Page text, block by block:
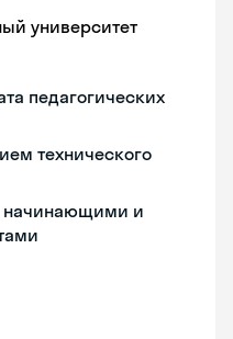
университет
педагогических
технического
начинающими и